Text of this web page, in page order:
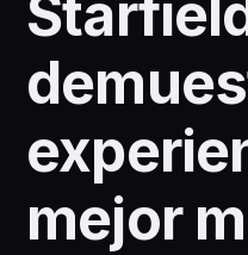
mejor